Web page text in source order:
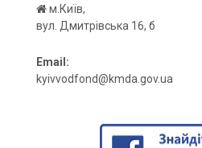
м.Київ,
вул. Дмитрівська 16, б
Email:
kyivvodfond@kmda.gov.ua